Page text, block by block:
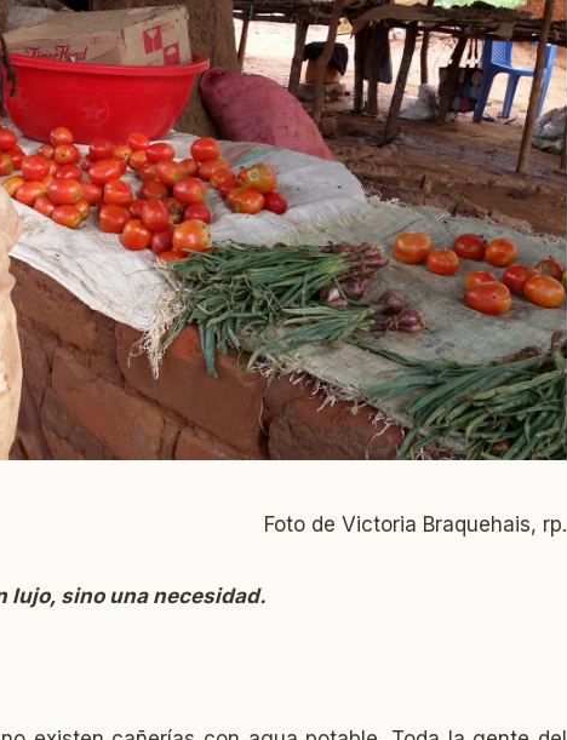
Foto de Victoria Braquehais, rp.
lujo, sino una necesidad.